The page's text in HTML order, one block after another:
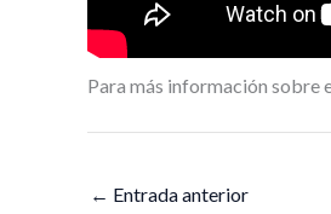
Para más información sobre
← Entrada anterior